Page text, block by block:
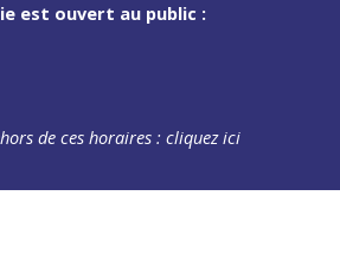
est ouvert au public :
de ces horaires :cliquez ici